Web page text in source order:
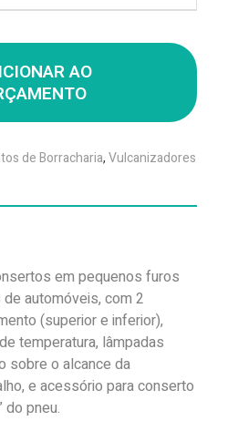
AO
de Borracharia,Vulcanizadores
em pequenos furos
automóveis, com 2
(superior e inferior),
temperatura, lâmpadas
sobre o alcance da
e acessório para conserto
do pneu.